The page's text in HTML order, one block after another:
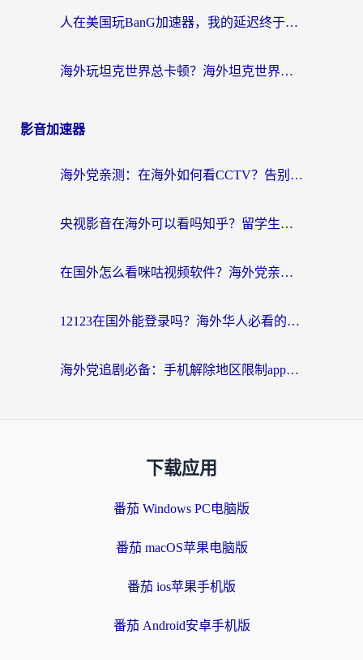
人在美国玩BanG加速器，我的延迟终于绿了
海外玩坦克世界总卡顿？海外坦克世界加速器有哪些？实测好用的选择在这里
影音加速器
海外党亲测：在海外如何看CCTV？告别“仅限大陆播放”的实用指南
央视影音在海外可以看吗知乎？留学生亲测：3步解决地域限制+追剧自由
在国外怎么看咪咕视频软件？海外党亲测有效的回国加速方案
12123在国外能登录吗？海外华人必看的回国加速实用指南
海外党追剧必备：手机解除地区限制app怎么选？解决央视视频&国内剧地区限制全指南
下载应用
番茄 Windows PC电脑版
番茄 macOS苹果电脑版
番茄 ios苹果手机版
番茄 Android安卓手机版